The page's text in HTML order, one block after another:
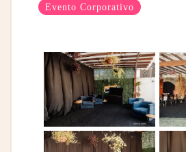
Evento Corporativo